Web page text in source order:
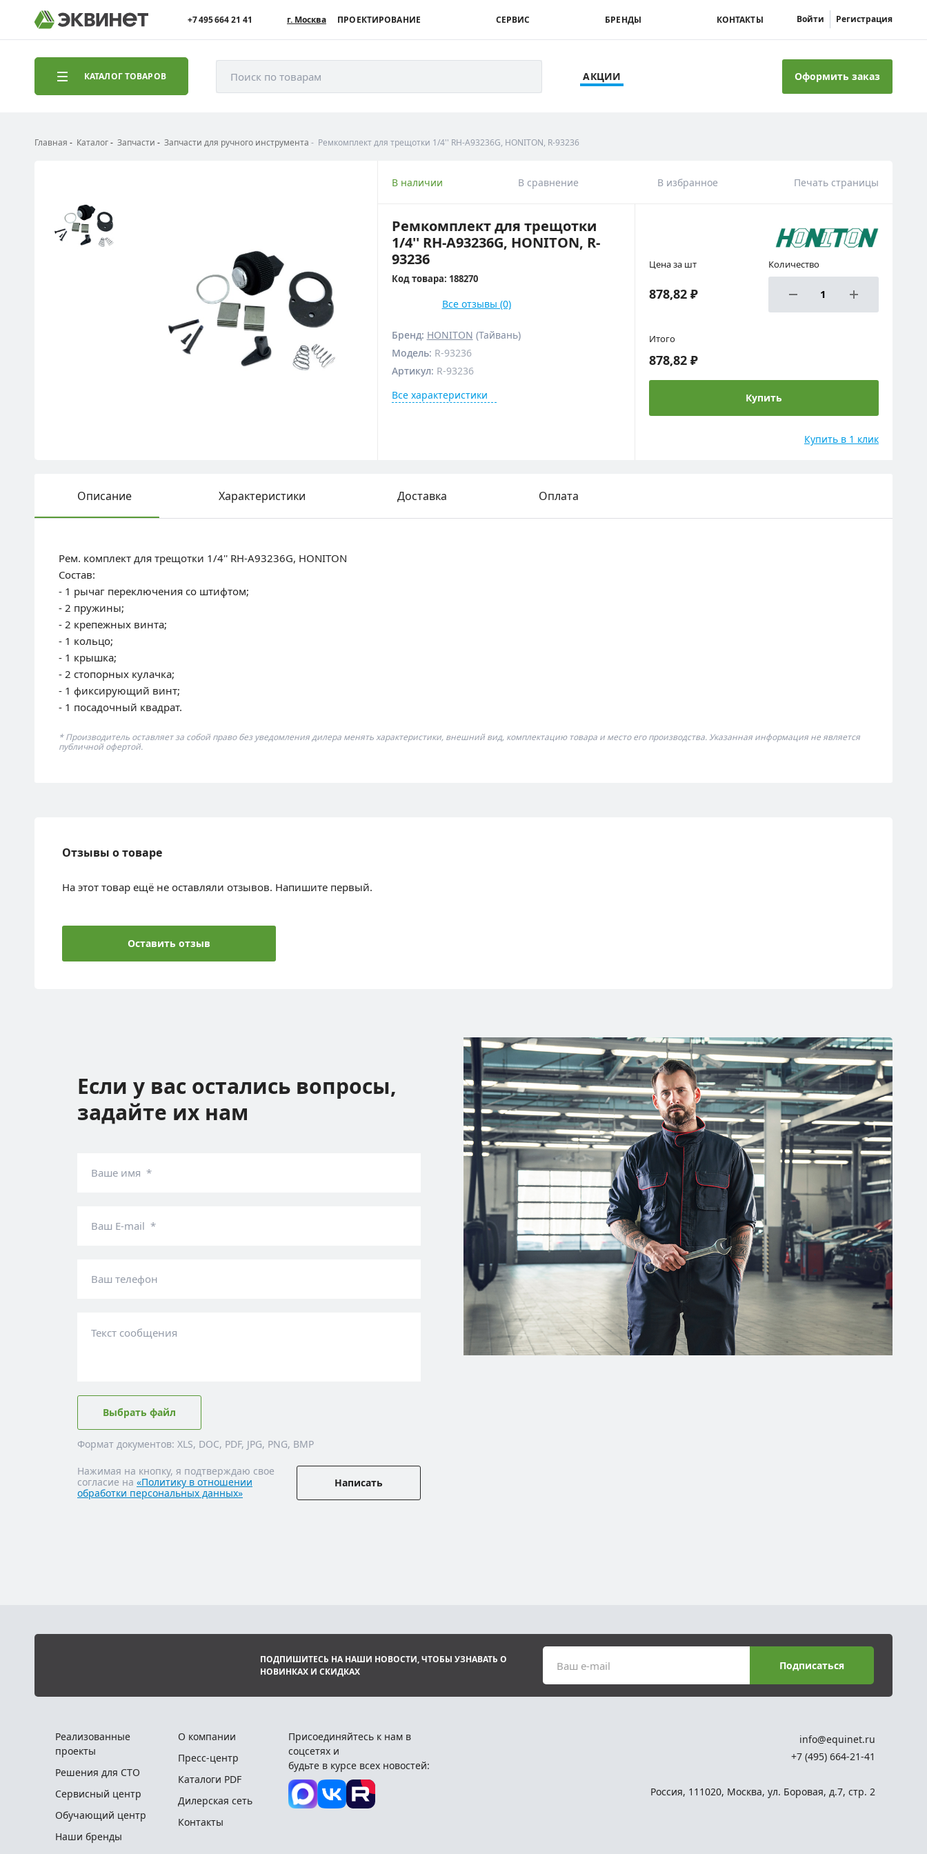
+7 495 664 21 41 г. Москва ПРОЕКТИРОВАНИЕ СЕРВИС БРЕНДЫ КОНТАКТЫ Войти Регистрация
КАТАЛОГ ТОВАРОВ Поиск по товарам АКЦИИ Оформить заказ
Главная Каталог Запчасти Запчасти для ручного инструмента Ремкомплект для трещотки 1/4'' RH-A93236G, HONITON, R-93236
В наличии В сравнение В избранное Печать страницы
Ремкомплект для трещотки
1/4'' RH-A93236G, HONITON, R-
93236
Код товара: 188270
Все отзывы (0)
Бренд: HONITON (Тайвань)
Модель: R-93236
Артикул: R-93236
Все характеристики
Цена за шт
878,82 ₽
Количество
Итого
878,82 ₽
Купить
Купить в 1 клик
Описание Характеристики Доставка Оплата
Рем. комплект для трещотки 1/4'' RH-A93236G, HONITON
Состав:
- 1 рычаг переключения со штифтом;
- 2 пружины;
- 2 крепежных винта;
- 1 кольцо;
- 1 крышка;
- 2 стопорных кулачка;
- 1 фиксирующий винт;
- 1 посадочный квадрат.
* Производитель оставляет за собой право без уведомления дилера менять характеристики, внешний вид, комплектацию товара и место его производства. Указанная информация не является
публичной офертой.
Отзывы о товаре
На этот товар ещё не оставляли отзывов. Напишите первый.
Оставить отзыв
Если у вас остались вопросы,
задайте их нам
Ваше имя *
Ваш E-mail *
Ваш телефон
Текст сообщения
Выбрать файл
Формат документов: XLS, DOC, PDF, JPG, PNG, BMP
Нажимая на кнопку, я подтверждаю свое
согласие на «Политику в отношении
обработки персональных данных»
Написать
ПОДПИШИТЕСЬ НА НАШИ НОВОСТИ, ЧТОБЫ УЗНАВАТЬ О
НОВИНКАХ И СКИДКАХ
Ваш e-mail Подписаться
Реализованные
проекты
Решения для СТО
Сервисный центр
Обучающий центр
Наши бренды
О компании
Пресс-центр
Каталоги PDF
Дилерская сеть
Контакты
Присоединяйтесь к нам в
соцсетях и
будьте в курсе всех новостей:
info@equinet.ru
+7 (495) 664-21-41
Россия, 111020, Москва, ул. Боровая, д.7, стр. 2